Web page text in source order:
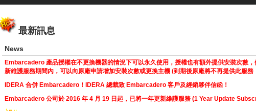
最新訊息
News
Embarcadero 產品授權在不更換機器的情況下可以永久使用，授權也有額外提供安裝次數
新維護服務期間內，可以向原廠申請增加安裝次數或更換主機 (到期後原廠將不再提供此服務
IDERA 合併 Embarcadero！IDERA 總裁致 Embarcadero 客戶及經銷夥伴信函！
Embarcadero 公司於 2016 年 4 月 19 日起，已將一年更新維護服務 (1 Year Update